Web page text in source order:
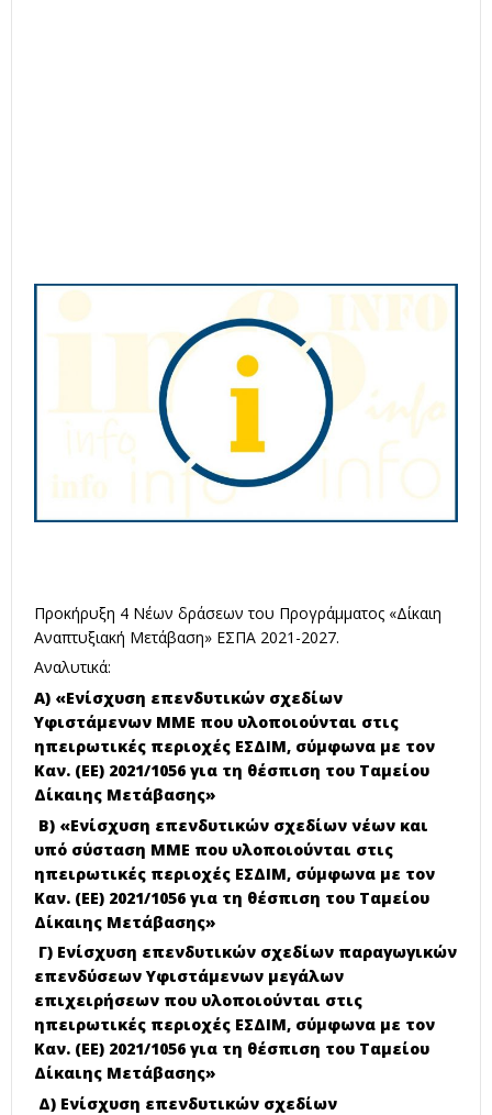
Προκήρυξη 4 Νέων δράσεων του Προγράμματος «Δίκαιη
Αναπτυξιακή Μετάβαση» ΕΣΠΑ 2021-2027.
Αναλυτικά:
Α) «Ενίσχυση επενδυτικών σχεδίων
Υφιστάμενων ΜΜΕ που υλοποιούνται στις
ηπειρωτικές περιοχές ΕΣΔΙΜ, σύμφωνα με τον
Καν. (ΕΕ) 2021/1056 για τη θέσπιση του Ταμείου
Δίκαιης Μετάβασης»
Β) «Ενίσχυση επενδυτικών σχεδίων νέων και
υπό σύσταση ΜΜΕ που υλοποιούνται στις
ηπειρωτικές περιοχές ΕΣΔΙΜ, σύμφωνα με τον
Καν. (ΕΕ) 2021/1056 για τη θέσπιση του Ταμείου
Δίκαιης Μετάβασης»
Γ) Ενίσχυση επενδυτικών σχεδίων παραγωγικών
επενδύσεων Υφιστάμενων μεγάλων
επιχειρήσεων που υλοποιούνται στις
ηπειρωτικές περιοχές ΕΣΔΙΜ, σύμφωνα με τον
Καν. (ΕΕ) 2021/1056 για τη θέσπιση του Ταμείου
Δίκαιης Μετάβασης»
Δ) Ενίσχυση επενδυτικών σχεδίων